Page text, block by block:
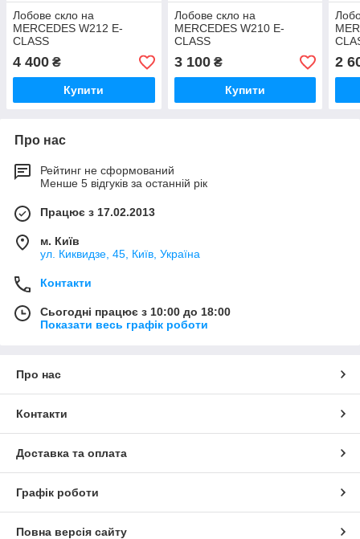
Лобове скло на
MERCEDES W212 E-
CLASS
4 400 ₴
Купити
Лобове скло на
MERCEDES W210 E-
CLASS
3 100₴
Купити
2
Про нас
Рейтинг не сформований
Менше 5 відгуків за останній рік
Працює з 17.02.2013
м. Київ
ул. Киквидзе, 45, Київ, Україна
Контакти
Сьогодні працює з 10:00 до 18:00
Показати весь графік роботи
Про нас
Контакти
Доставка та оплата
Графік роботи
Повна версія сайту